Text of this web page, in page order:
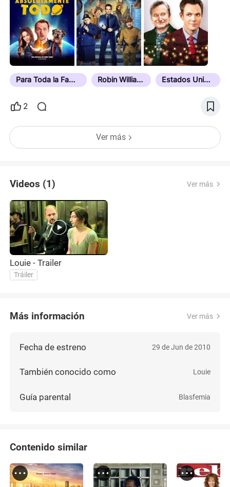
dolor tiene la cantidad justa de poder que uno le
cede. No lo conocí como persona, así que esto no
es fanatismo. Esto es admiración y respeto por el
artista que fue.
Para Toda la Familia Robin Williams Estados Unidos
2
Ver más
Videos (1) Ver más
Louie - Trailer
Tráiler
Más información Ver más
Fecha de estreno 29 de Jun de 2010
También conocido como Louie
Guía parental Blasfemia
Contenido similar